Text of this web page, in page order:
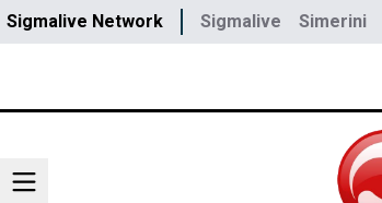
Sigmalive Network Sigmalive Simerini